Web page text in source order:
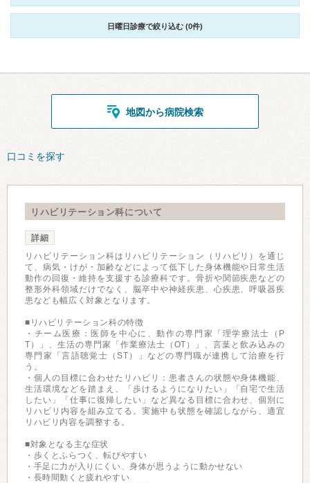
日曜日診療で絞り込む (0件)
地図から病院検索
口コミを探す
リハビリテーション科について
詳細
リハビリテーション科はリハビリテーション（リハビリ）を通じ
て、病気・けが・加齢などによって低下した身体機能や日常生活
動作の回復・維持を支援する診療科です。骨折や関節疾患などの
整形外科領域だけでなく、脳卒中や神経疾患、心疾患、呼吸器疾
患なども幅広く対象となります。
■リハビリテーション科の特徴
・チーム医療：医師を中心に、動作の専門家「理学療法士（P
T）」、生活の専門家「作業療法士（OT）」、言葉と飲み込みの
専門家「言語聴覚士（ST）」などの専門職が連携して治療を行
う。
・個人の目標に合わせたリハビリ：患者さんの状態や身体機能、
生活環境などを踏まえ、「歩けるようになりたい」「自宅で生活
したい」「仕事に復帰したい」など異なる目標に合わせ、個別に
リハビリ内容を組み立てる。実施中も状態を確認しながら、適宜
リハビリ内容を調整する。
■対象となる主な症状
・歩くとふらつく、転びやすい
・手足に力が入りにくい、身体が思うように動かせない
・長時間動くと疲れやすい